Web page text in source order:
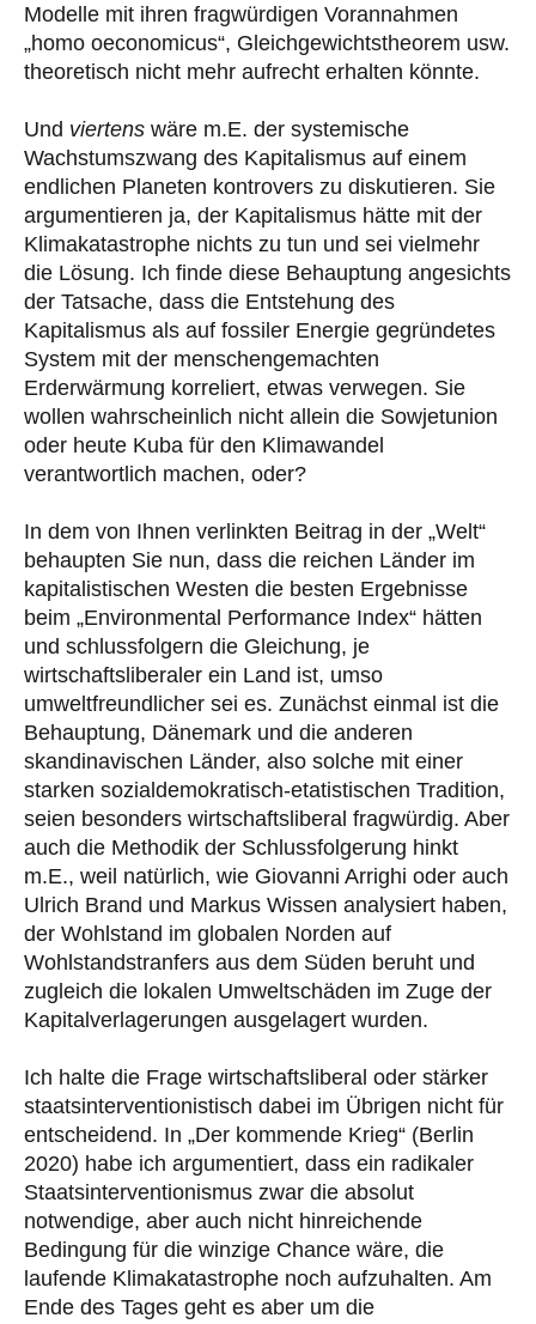
Modelle mit ihren fragwürdigen Vorannahmen
„homo oeconomicus“, Gleichgewichtstheorem usw.
theoretisch nicht mehr aufrecht erhalten könnte.
Und viertens wäre m.E. der systemische
Wachstumszwang des Kapitalismus auf einem
endlichen Planeten kontrovers zu diskutieren. Sie
argumentieren ja, der Kapitalismus hätte mit der
Klimakatastrophe nichts zu tun und sei vielmehr
die Lösung. Ich finde diese Behauptung angesichts
der Tatsache, dass die Entstehung des
Kapitalismus als auf fossiler Energie gegründetes
System mit der menschengemachten
Erderwärmung korreliert, etwas verwegen. Sie
wollen wahrscheinlich nicht allein die Sowjetunion
oder heute Kuba für den Klimawandel
verantwortlich machen, oder?
In dem von Ihnen verlinkten Beitrag in der „Welt“
behaupten Sie nun, dass die reichen Länder im
kapitalistischen Westen die besten Ergebnisse
beim „Environmental Performance Index“ hätten
und schlussfolgern die Gleichung, je
wirtschaftsliberaler ein Land ist, umso
umweltfreundlicher sei es. Zunächst einmal ist die
Behauptung, Dänemark und die anderen
skandinavischen Länder, also solche mit einer
starken sozialdemokratisch-etatistischen Tradition,
seien besonders wirtschaftsliberal fragwürdig. Aber
auch die Methodik der Schlussfolgerung hinkt
m.E., weil natürlich, wie Giovanni Arrighi oder auch
Ulrich Brand und Markus Wissen analysiert haben,
der Wohlstand im globalen Norden auf
Wohlstandstranfers aus dem Süden beruht und
zugleich die lokalen Umweltschäden im Zuge der
Kapitalverlagerungen ausgelagert wurden.
Ich halte die Frage wirtschaftsliberal oder stärker
staatsinterventionistisch dabei im Übrigen nicht für
entscheidend. In „Der kommende Krieg“ (Berlin
2020) habe ich argumentiert, dass ein radikaler
Staatsinterventionismus zwar die absolut
notwendige, aber auch nicht hinreichende
Bedingung für die winzige Chance wäre, die
laufende Klimakatastrophe noch aufzuhalten. Am
Ende des Tages geht es aber um die